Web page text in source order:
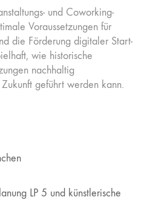
und Coworking-
Voraussetzungen für
die Förderung digitaler Start-
wie historische
nachhaltig
geführt werden kann.
LP 5 und künstlerische